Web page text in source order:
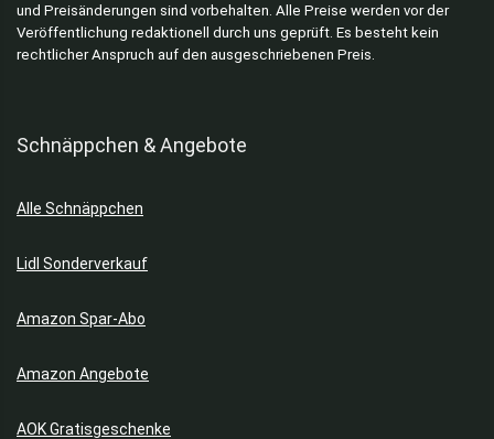
und Preisänderungen sind vorbehalten. Alle Preise werden vor der
Veröffentlichung redaktionell durch uns geprüft. Es besteht kein
rechtlicher Anspruch auf den ausgeschriebenen Preis.
Schnäppchen & Angebote
Alle Schnäppchen
Lidl Sonderverkauf
Amazon Spar-Abo
Amazon Angebote
AOK Gratisgeschenke